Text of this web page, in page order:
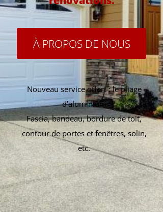
À PROPOS DE NOUS
Nouveau service offert : le pliage
d’aluminium
Fascia, bandeau, bordure de toit,
contour de portes et fenêtres, solin,
etc.